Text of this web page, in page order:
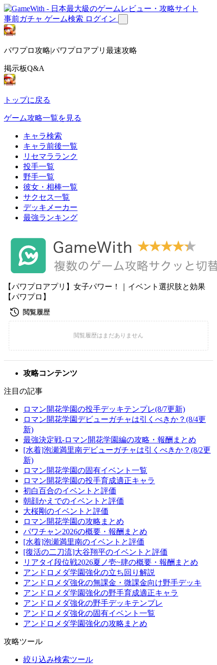
事前ガチャ ゲーム検索 ログイン
パワプロ攻略|パワプロアプリ最速攻略
掲示板Q&A
トップに戻る
ゲーム攻略一覧を見る
キャラ検索
キャラ前後一覧
リセマラランク
投手一覧
野手一覧
彼女・相棒一覧
サクセス一覧
デッキメーカー
最強ランキング
【パワプロアプリ】女子パワー！｜イベント選択肢と効果
【パワプロ】
攻略コンテンツ
注目の記事
ロマン開花学園の投手デッキテンプレ(8/7更新)
ロマン開花学園デビューガチャは引くべきか？(8/4更
新)
最強決定戦-ロマン開花学園編の攻略・報酬まとめ
[水着]泡瀬満里南デビューガチャは引くべきか？(8/2更
新)
ロマン開花学園の固有イベント一覧
ロマン開花学園の投手育成適正キャラ
初白百合のイベントと評価
朝顔かえでのイベントと評価
大桜剛のイベントと評価
ロマン開花学園の攻略まとめ
パワチャン2026の概要・報酬まとめ
[水着]泡瀬満里南のイベントと評価
[復活の二刀流]大谷翔平のイベントと評価
リアタイ段位戦2026夏ノ壱~肆の概要・報酬まとめ
アンドロメダ学園強化の立ち回り解説
アンドロメダ強化の無課金・微課金向け野手デッキ
アンドロメダ学園強化の野手育成適正キャラ
アンドロメダ強化の野手デッキテンプレ
アンドロメダ強化の固有イベント一覧
アンドロメダ学園強化の攻略まとめ
攻略ツール
絞り込み検索ツール